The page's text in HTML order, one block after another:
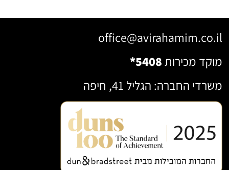
office@avirahamim.co.il
מוקד מכירות*5408
משרדי החברה: הגליל 41, חיפה